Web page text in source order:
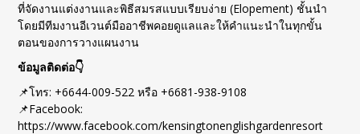
ที่จัดงานแต่งงานและพิธีสมรสแบบเรียบง่าย (Elopement) ชั้นนำ
โดยมีทีมงานอีเวนต์มืออาชีพคอยดูแลและให้คำแนะนำในทุกขั้น
ตอนของการวางแผนงาน
ข้อมูลติดต่อ👇
📌โทร: +6644-009-522 หรือ +6681-938-9108
📌Facebook:
https://www.facebook.com/kensingtonenglishgardenresort